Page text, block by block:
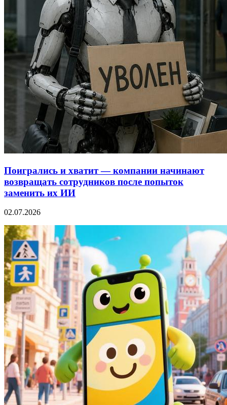
Поигрались и хватит — компании начинают
возвращать сотрудников после попыток
заменить их ИИ
02.07.2026